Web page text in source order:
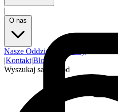
|
Nasze Oddziały
|Kontakt|Blog
Wyszukaj samochód